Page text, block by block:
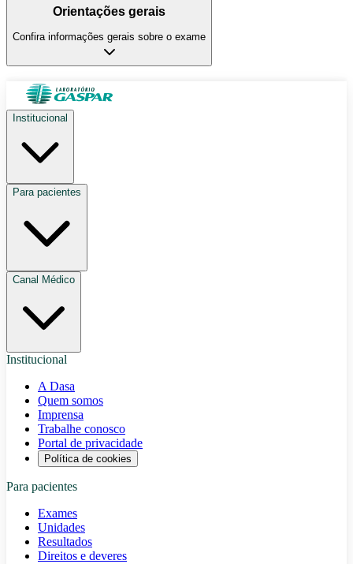
Orientações gerais
Confira informações gerais sobre o exame
Institucional
Para pacientes
Canal Médico
Institucional
A Dasa
Quem somos
Imprensa
Trabalhe conosco
Portal de privacidade
Política de cookies
Para pacientes
Exames
Unidades
Resultados
Direitos e deveres